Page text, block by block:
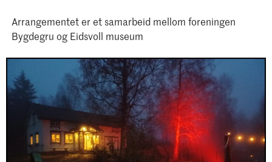
Arrangementet er et samarbeid mellom foreningen
Bygdegru og Eidsvoll museum